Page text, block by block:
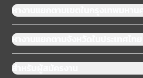
หางานแยกตามเขตในกรุงเทพมหานคร
หางานแยกตามจังหวัดในประเทศไทย
สำหรับผู้สมัครงาน